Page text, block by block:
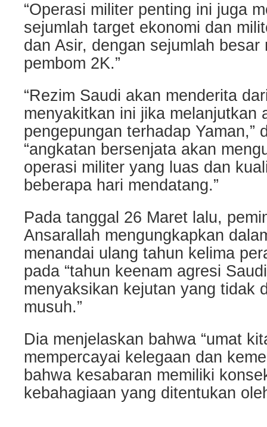
“Operasi militer penting ini juga
sejumlah target ekonomi dan
dan Asir, dengan sejumlah besar
pembom 2K.”
“Rezim Saudi akan menderita
menyakitkan ini jika melanjutkan
pengepungan terhadap Yaman,”
“angkatan bersenjata akan
operasi militer yang luas dan
beberapa hari mendatang.”
Pada tanggal 26 Maret lalu,
Ansarallah mengungkapkan
menandai ulang tahun kelima
pada “tahun keenam agresi
menyaksikan kejutan yang tidak
musuh.”
Dia menjelaskan bahwa “umat
mempercayai kelegaan dan
bahwa kesabaran memiliki
kebahagiaan yang ditentukan